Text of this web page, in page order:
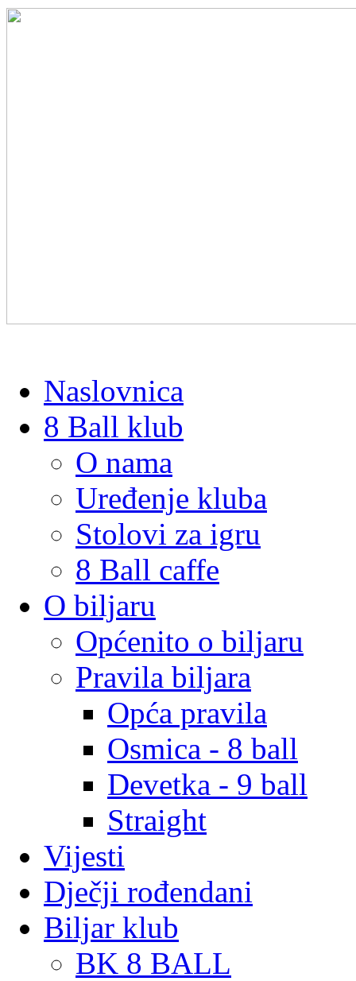
Naslovnica
8 Ball klub
O nama
Uređenje kluba
Stolovi za igru
8 Ball caffe
O biljaru
Općenito o biljaru
Pravila biljara
Opća pravila
Osmica - 8 ball
Devetka - 9 ball
Straight
Vijesti
Dječji rođendani
Biljar klub
BK 8 BALL